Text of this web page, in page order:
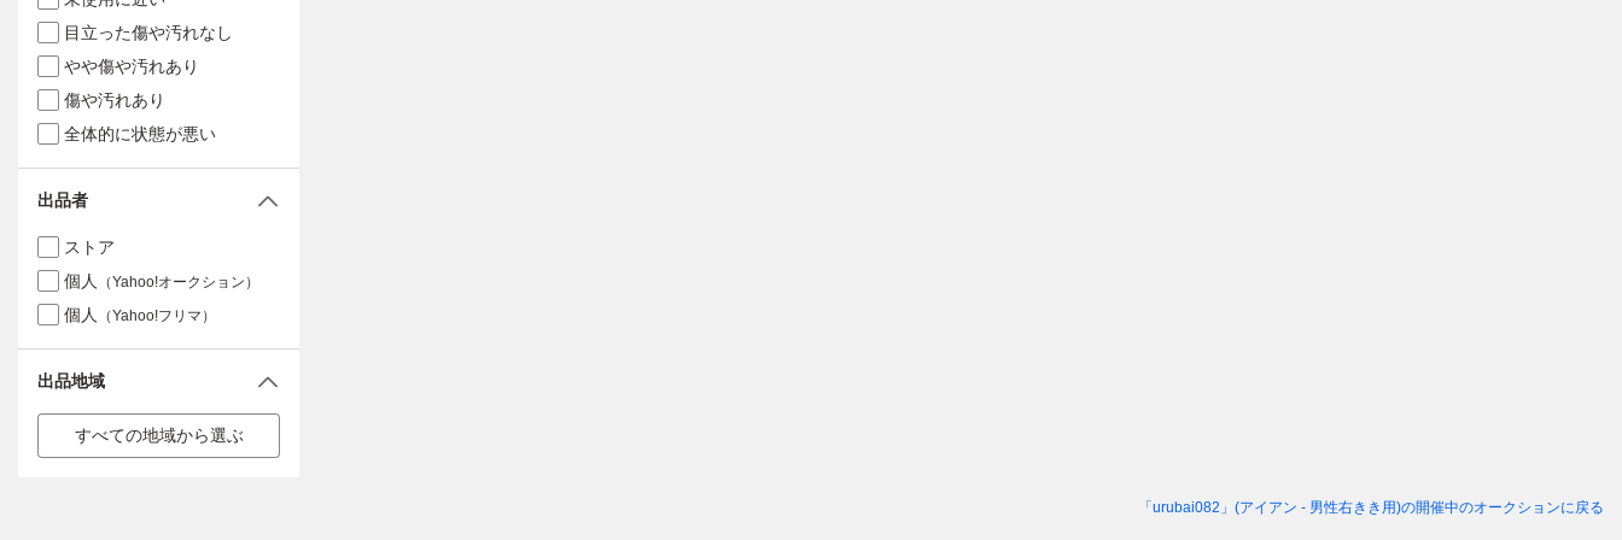
目立った傷や汚れなし
やや傷や汚れあり
傷や汚れあり
全体的に状態が悪い
出品者
ストア
個人
（Yahoo!オークション）
個人 （Yahoo!フリマ）
出品地域
すべての地域から選ぶ
「urubai082」(アイアン - 男性右きき用)の開催中のオークションに戻る